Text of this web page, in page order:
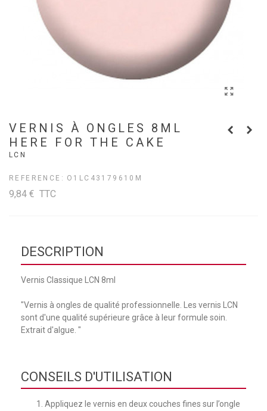
VERNIS À ONGLES 8ML
HERE FOR THE CAKE
LCN
REFERENCE: O1LC43179610M
9,84 € TTC
DESCRIPTION
Vernis Classique LCN 8ml
"Vernis à ongles de qualité professionnelle. Les vernis LCN
sont d'une qualité supérieure grâce à leur formule soin.
Extrait d'algue. "
CONSEILS D'UTILISATION
Appliquez le vernis en deux couches fines sur l’ongle